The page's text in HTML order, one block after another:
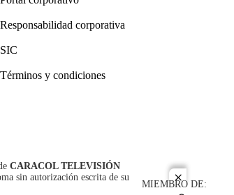
close
Responsabilidad corporativa
SIC
Términos y condiciones
CARACOL TELEVISIÓN
sin autorización escrita de su
MIEMBRO DE: